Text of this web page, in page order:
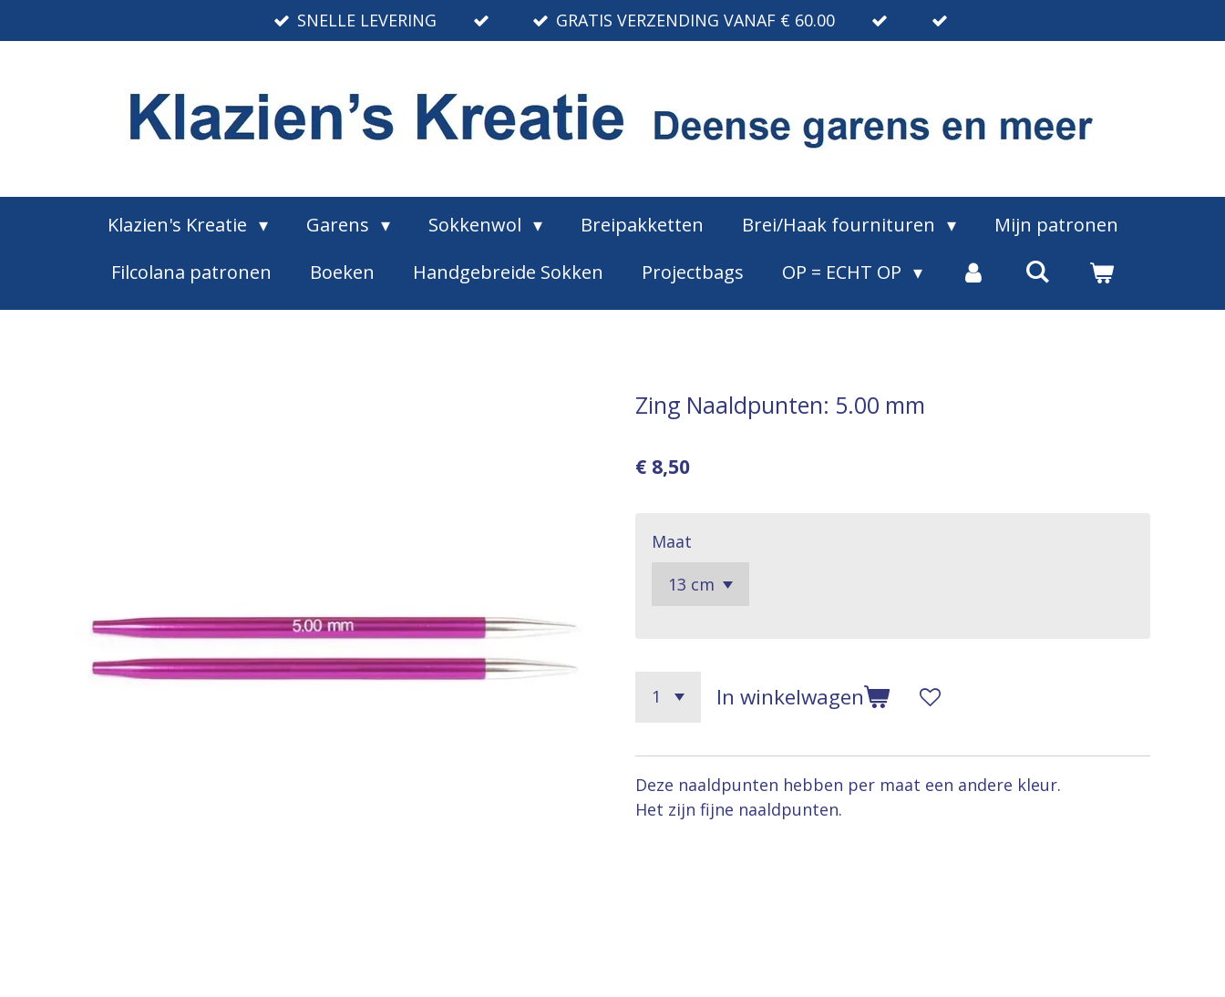
direct
SNELLE LEVERING GRATIS VERZENDING VANAF € 60.00
Klazien's Kreatie Garens Sokkenwol Breipakketten Brei/Haak fournituren
Mijn patronen
Filcolana patronen
Boeken Handgebreide Sokken Projectbags OP = ECHT OP
Zing Naaldpunten: 5.00 mm
€ 8,50
Maat
In winkelwagen
Deze naaldpunten hebben per maat een andere kleur.
Het zijn fijne naaldpunten.